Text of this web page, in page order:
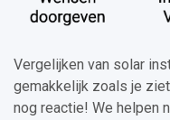
Vergelijken van solar
gemakkelijk zoals je
nog reactie! We helpen